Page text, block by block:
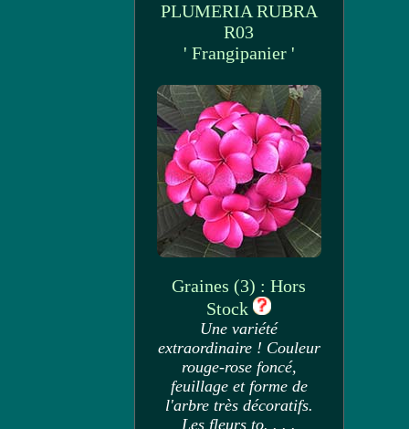
PLUMERIA RUBRA
R03
' Frangipanier '
Graines (3) : Hors
Stock
Une variété
extraordinaire ! Couleur
rouge-rose foncé,
feuillage et forme de
l'arbre très décoratifs.
Les fleurs to. . . .